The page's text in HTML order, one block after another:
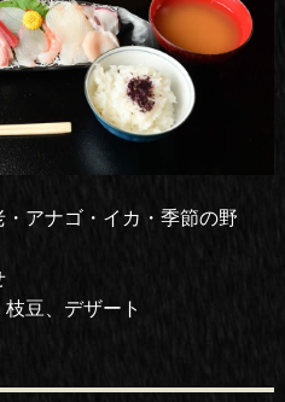
・アナゴ・イカ・季節の野
枝豆、デザート